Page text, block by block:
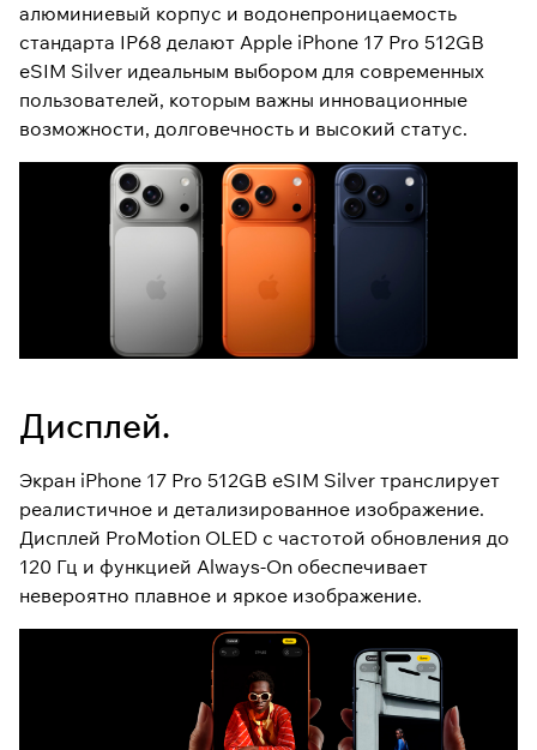
алюминиевый корпус и водонепроницаемость
стандарта IP68 делают Apple iPhone 17 Pro 512GB
eSIM Silver идеальным выбором для современных
пользователей, которым важны инновационные
возможности, долговечность и высокий статус.
Дисплей.
Экран iPhone 17 Pro 512GB eSIM Silver транслирует
реалистичное и детализированное изображение.
Дисплей ProMotion OLED с частотой обновления до
120 Гц и функцией Always-On обеспечивает
невероятно плавное и яркое изображение.